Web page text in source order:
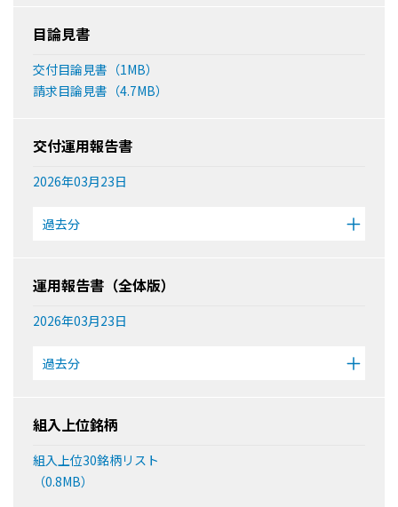
目論見書
交付目論見書（1MB）
請求目論見書（4.7MB）
交付運用報告書
2026年03月23日
過去分
運用報告書（全体版）
2026年03月23日
過去分
組入上位銘柄
組入上位30銘柄リスト
（0.8MB）